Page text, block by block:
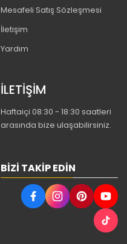
Mesafeli Satış Sözleşmesi
İletişim
Yardım
İLETİŞİM
Haftaiçi 08:30 - 18:30 saatleri
arasında bize ulaşabilirsiniz.
BIZI TAKIP EDIN